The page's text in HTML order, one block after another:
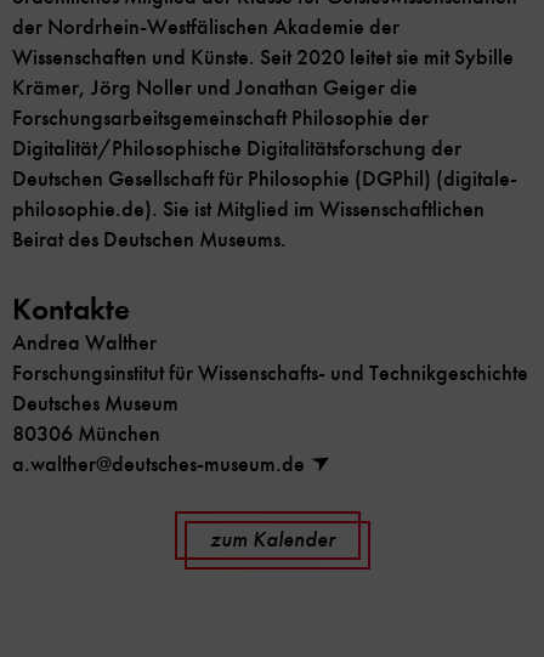
der Nordrhein-Westfälischen Akademie der
Wissenschaften und Künste. Seit 2020 leitet sie mit Sybille
Krämer, Jörg Noller und Jonathan Geiger die
Forschungsarbeitsgemeinschaft Philosophie der
Digitalität/Philosophische Digitalitätsforschung der
Deutschen Gesellschaft für Philosophie (DGPhil) (digitale-
philosophie.de). Sie ist Mitglied im Wissenschaftlichen
Beirat des Deutschen Museums.
Kontakte
Andrea Walther
Forschungsinstitut für Wissenschafts- und Technikgeschichte
Deutsches Museum
80306 München
a.walther@deutsches-museum.de
zum Kalender